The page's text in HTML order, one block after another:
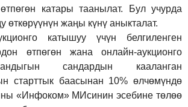
катары таанылат. Бул учурда
өткөрүүнүн жаңы күнү аныкталат.
катышуу үчүн белгиленген
өтпөгөн жана онлайн-аукционго
сандардын кааланган
старттык баасынан 10% өлчөмүндө
«Инфоком» МИсинин эсебине төлөө